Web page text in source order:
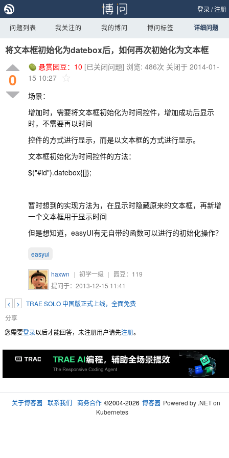
登录/注册
问题列表 我关注的 我的博问 博问标签 详细问题
将文本框初始化为datebox后，如何再次初始化为文本框
0
悬赏园豆： 10 [已关闭问题] 浏览: 486次 关闭于 2014-01-
15 10:27
场景：
增加时，需要将文本框初始化为时间控件，增加成功后显示
时，不需要再以时间
控件的方式进行显示，而是以文本框的方式进行显示。
文本框初始化为时间控件的方法：
$("#id").datebox{[]};
暂时想到的实现方法为，在显示时隐藏原来的文本框，再新增
一个文本框用于显示时间
但是想知道，easyUI有无自带的函数可以进行的初始化操作？
easyui
haxwn | 初学一级 | 园豆： 119
提问于：2013-12-15 11:41
< >
TRAE SOLO 中国版正式上线，全面免费
分享
您需要登录以后才能回答，未注册用户请先注册。
关于博客园 联系我们 商务合作 ©2004-2026 博客园 Powered by .NET on
Kubernetes